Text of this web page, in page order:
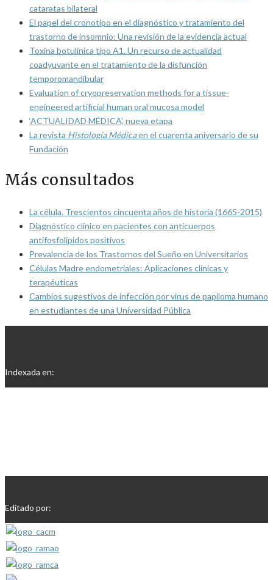
cataratas bilateral
El papel del cronotipo en el diagnóstico y tratamiento del
trastorno de insomnio: Una revisión de la evidencia actual
Toxina botulínica tipo A1. Un recurso de actualidad
coadyuvante en el tratamiento de la disfunción
temporomandibular
Evaluation of cryopreservation methods for a tissue-
engineered artificial human oral mucosa model
‘ACTUALIDAD MÉDICA’, nueva etapa
La revista Histología Médicaen el cuarenta aniversario de su
Fundación
Más consultados
La célula. Trescientos cincuenta años de historia (1665-2015)
Diagnóstico clínico en pacientes con anticuerpos
antifosfolípidos positivos
Prevalencia de los Trastornos del Sueño en Universitarios
Células Madre endometriales: Aplicaciones clínicas y
terapéuticas
Cambios sugestivos de infección por virus de papiloma humano
en estudiantes de una Universidad Pública
Indexada en:
Editado por: